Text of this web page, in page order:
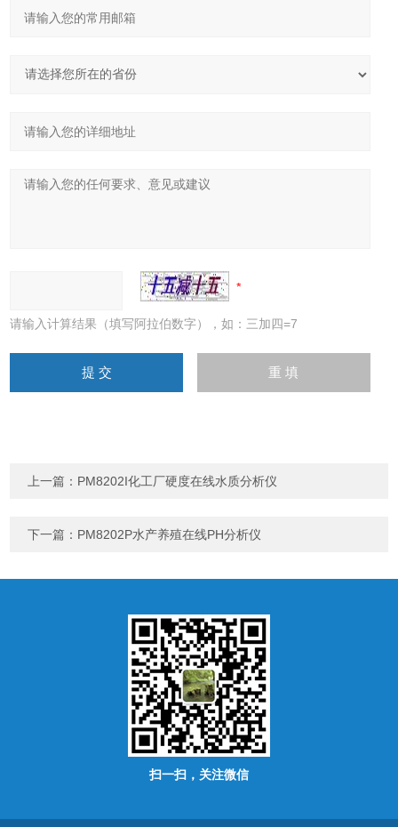
请输入计算结果（填写阿拉伯数字），如：三加四=7
上一篇： PM8202I化工厂硬度在线水质分析仪
下一篇： PM8202P水产养殖在线PH分析仪
扫一扫，关注微信